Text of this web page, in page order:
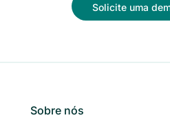
Solicite uma
Sobre nós